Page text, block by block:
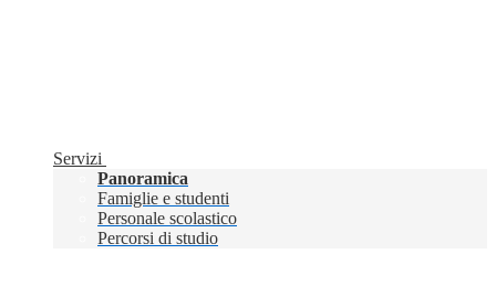
Servizi
Panoramica
Famiglie e studenti
Personale scolastico
Percorsi di studio